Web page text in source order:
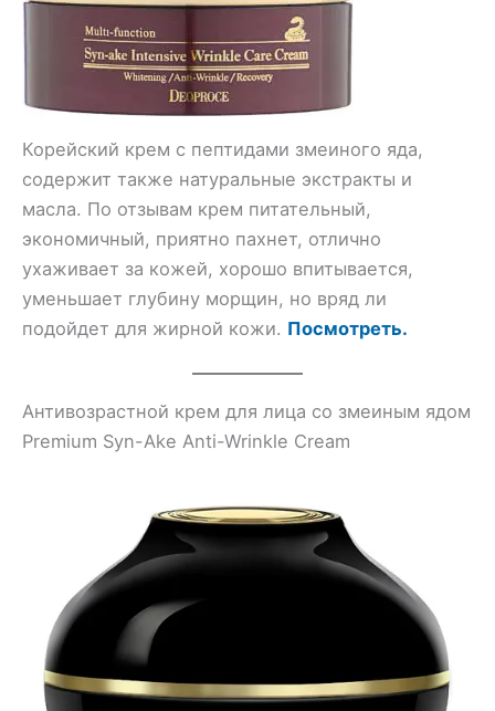
Корейский крем с пептидами змеиного яда,
содержит также натуральные экстракты и
масла. По отзывам крем питательный,
экономичный, приятно пахнет, отлично
ухаживает за кожей, хорошо впитывается,
уменьшает глубину морщин, но вряд ли
подойдет для жирной кожи. Посмотреть.
Антивозрастной крем для лица со змеиным ядом
Premium Syn-Ake Anti-Wrinkle Cream